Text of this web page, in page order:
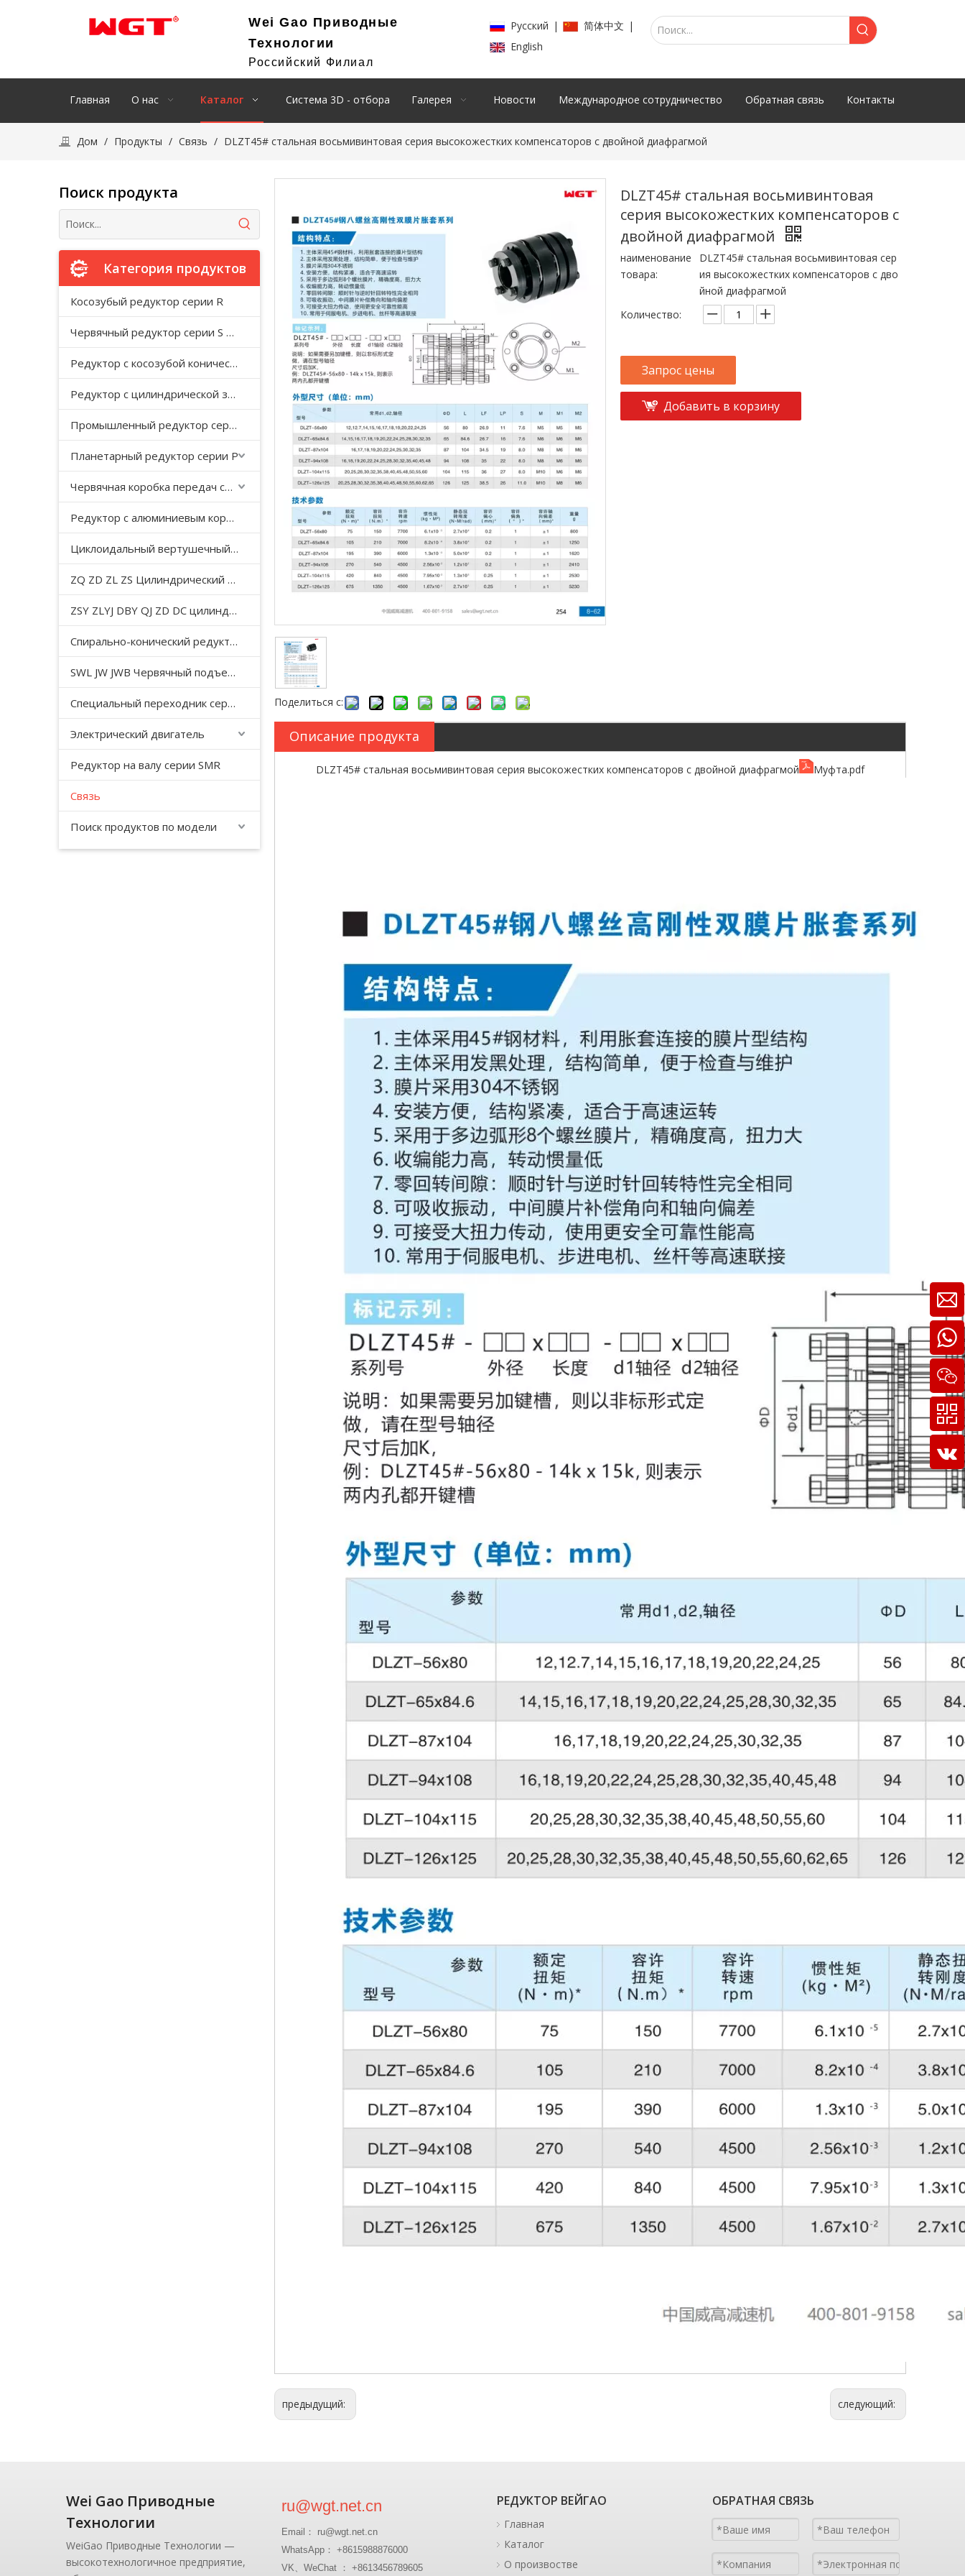
Wei Gao Приводные
Технологии
Российский Филиал
Pусский | 简体中文 |
English
Главная О нас Каталог Система 3D - отбора Галерея Новости Международное сотрудничество Обратная связь Контакты
Дом / Продукты / Связь / DLZT45# стальная восьмивинтовая серия высокожестких компенсаторов с двойной диафрагмой
Поиск продукта
Категория продуктов
Косозубый редуктор серии R
Червячный редуктор серии S с косозубой передачей
Редуктор с косозубой конической передачей серии K
Редуктор с цилиндрической зубчатой ​​передачей серии F с параллельным валом
Промышленный редуктор серии HB
Планетарный редуктор серии P
Червячная коробка передач серии WP
Редуктор с алюминиевым корпусом серии NMRV
Циклоидальный вертушечный редуктор B/X
ZQ ZD ZL ZS Цилиндрический редуктор с мягкой поверхностью зуба
ZSY ZLYJ DBY QJ ZD DC цилиндрический зубчатый редуктор средней твердости с поверхностью зуба
Спирально-конический редуктор серии T
SWL JW JWB Червячный подъемный домкрат серии JWM
Специальный переходник серии YHJ для безгравитационного смесителя
Электрический двигатель
Редуктор на валу серии SMR
Связь
Поиск продуктов по модели
Поделиться с:
DLZT45# стальная восьмивинтовая
серия высокожестких компенсаторов с
двойной диафрагмой
наименование
товара:
DLZT45# стальная восьмивинтовая сер
ия высокожестких компенсаторов с дво
йной диафрагмой
Количество:
Запрос цены
Добавить в корзину
Описание продукта
DLZT45# стальная восьмивинтовая серия высокожестких компенсаторов с двойной диафрагмой Муфта.pdf
предыдущий: следующий:
Wei Gao Приводные
Технологии
WeiGao Приводные Технологии —
высокотехнологичное предприятие,
ru@wgt.net.cn
Email： ru@wgt.net.cn
WhatsApp： +8615988876000
VK、WeChat ： +8613456789605
РЕДУКТОР ВЕЙГАО
Главная
Каталог
О произвостве
ОБРАТНАЯ СВЯЗЬ